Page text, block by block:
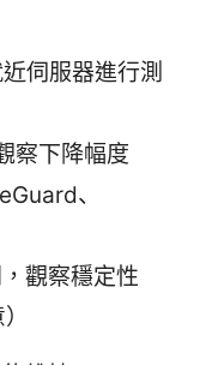
伺服器進行測
察下降幅度
、
觀察穩定性